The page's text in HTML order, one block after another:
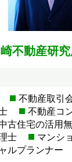
不動産研
不動産取引
不動産コ
古住宅の活用
士
マンシ
ルプランナー